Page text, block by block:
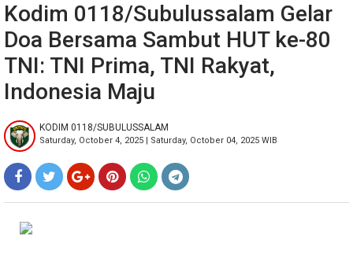
Kodim 0118/Subulussalam Gelar
Doa Bersama Sambut HUT ke-80
TNI: TNI Prima, TNI Rakyat,
Indonesia Maju
KODIM 0118/SUBULUSSALAM
Saturday, October 4, 2025 | Saturday, October 04, 2025 WIB